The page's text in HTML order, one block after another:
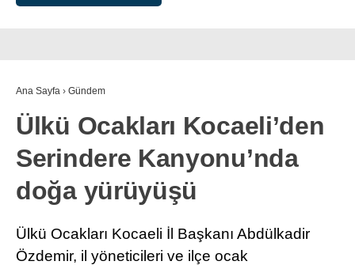
Ana Sayfa › Gündem
Ülkü Ocakları Kocaeli’den
Serindere Kanyonu’nda
doğa yürüyüşü
Ülkü Ocakları Kocaeli İl Başkanı Abdülkadir
Özdemir, il yöneticileri ve ilçe ocak